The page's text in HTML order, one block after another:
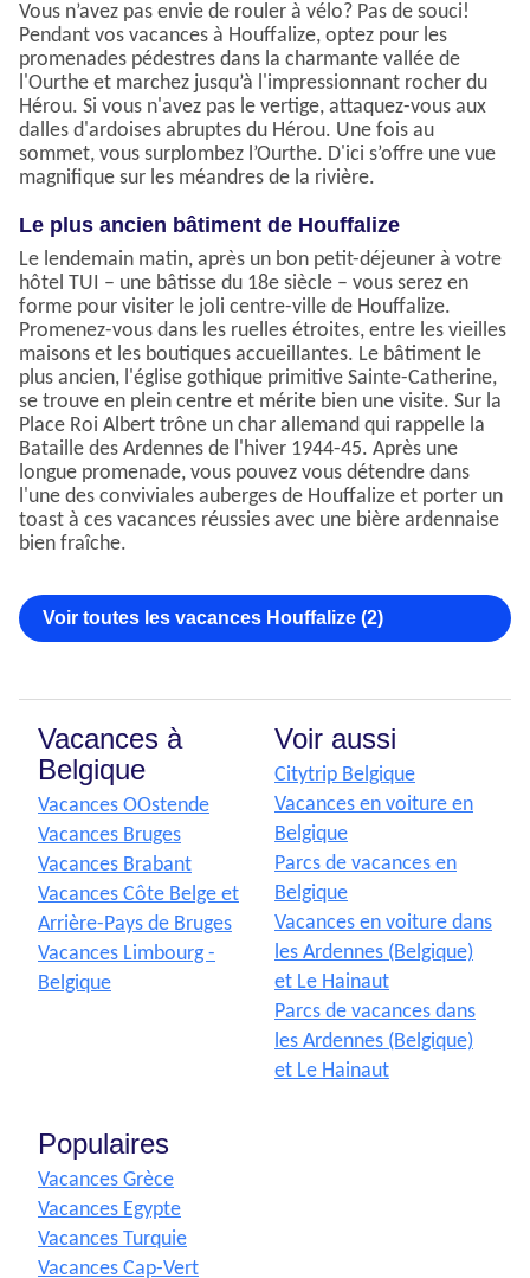
Vous n’avez pas envie de rouler à vélo? Pas de souci!
Pendant vos vacances à Houffalize, optez pour les
promenades pédestres dans la charmante vallée de
l'Ourthe et marchez jusqu’à l'impressionnant rocher du
Hérou. Si vous n'avez pas le vertige, attaquez-vous aux
dalles d'ardoises abruptes du Hérou. Une fois au
sommet, vous surplombez l’Ourthe. D'ici s’offre une vue
magnifique sur les méandres de la rivière.
Le plus ancien bâtiment de Houffalize
Le lendemain matin, après un bon petit-déjeuner à votre
hôtel TUI – une bâtisse du 18e siècle – vous serez en
forme pour visiter le joli centre-ville de Houffalize.
Promenez-vous dans les ruelles étroites, entre les vieilles
maisons et les boutiques accueillantes. Le bâtiment le
plus ancien, l'église gothique primitive Sainte-Catherine,
se trouve en plein centre et mérite bien une visite. Sur la
Place Roi Albert trône un char allemand qui rappelle la
Bataille des Ardennes de l'hiver 1944-45. Après une
longue promenade, vous pouvez vous détendre dans
l'une des conviviales auberges de Houffalize et porter un
toast à ces vacances réussies avec une bière ardennaise
bien fraîche.
Voir toutes les vacances Houffalize (2)
Vacances à
Belgique
Vacances OOstende
Vacances Bruges
Vacances Brabant
Vacances Côte Belge et
Arrière-Pays de Bruges
Vacances Limbourg -
Belgique
Voir aussi
Citytrip Belgique
Vacances en voiture en
Belgique
Parcs de vacances en
Belgique
Vacances en voiture dans
les Ardennes (Belgique)
et Le Hainaut
Parcs de vacances dans
les Ardennes (Belgique)
et Le Hainaut
Populaires
Vacances Grèce
Vacances Egypte
Vacances Turquie
Vacances Cap-Vert